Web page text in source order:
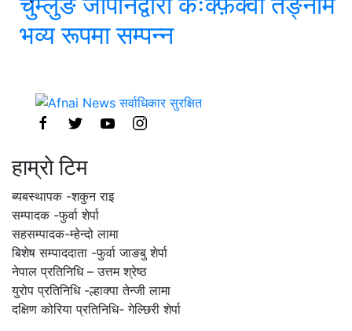
भव्य रूपमा सम्पन्न
हाम्राे टिम
ब्यबस्थापक -शकुन राइ
सम्पादक -फुर्वा शेर्पा
सहसम्पादक-म्हेन्दो लामा
‍बिशेष सम्पाददाता -फुर्वा जा‌ङबु शेर्पा
नेपाल प्रतिनिधि – उत्तम श्रेष्ठ
युरोप प्रतिनिधि -ल्हाक्पा तेन्जी लामा
दक्षिण कोरिया प्रतिनिधि- गेल्छिरी शेर्पा